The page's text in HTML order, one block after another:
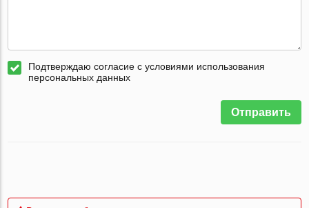
Подтверждаю согласие с условиями использования
персональных данных
Отправить